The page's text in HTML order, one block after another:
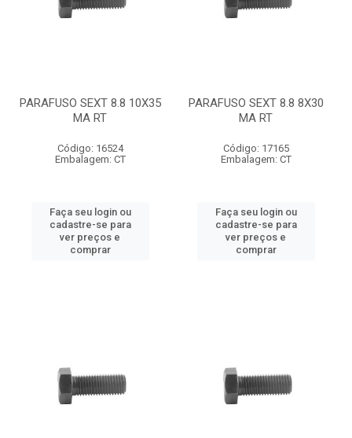
PARAFUSO SEXT 8.8 10X35
MA RT
Código: 16524
Embalagem: CT
Faça seu login ou
cadastre-se para
ver preços e
comprar
PARAFUSO SEXT 8.8 8X30
MA RT
Código: 17165
Embalagem: CT
Faça seu login ou
cadastre-se para
ver preços e
comprar